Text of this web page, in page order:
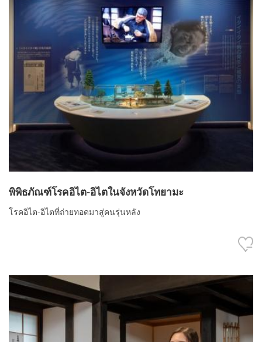
พิพิธภัณฑ์โรคอิไต-อิไตในจังหวัดโทยามะ
โรคอิไต-อิไตที่ถ่ายทอดมาสู่คนรุ่นหลัง